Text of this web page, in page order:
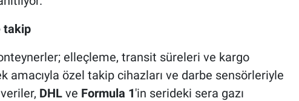
takip
elleçleme, transit süreleri ve kargo
amacıyla özel takip cihazları ve darbe sensörleriyle
DHLve Formula 1'in serideki sera gazı